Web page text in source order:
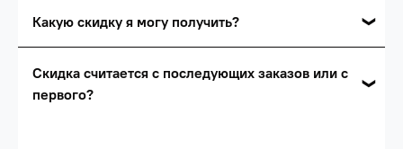
Какую скидку я могу получить?
Сумма скидки зависит от стоимости вашего
Скидка считается с последующих заказов или с
первого?